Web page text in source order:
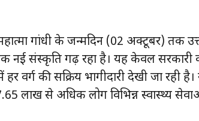
गांधी के जन्मदिन (02 अक्टूबर) तक
नई संस्कृति गढ़ रहा है। यह केवल सरकारी
की सक्रिय भागीदारी देखी जा रही है।
लाख से अधिक लोग विभिन्न स्वास्थ्य